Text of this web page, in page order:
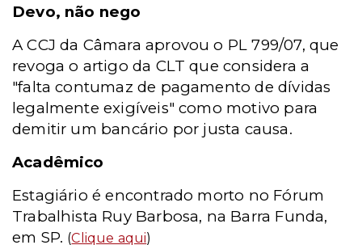
Devo, não nego
A CCJ da Câmara aprovou o PL 799/07, que
revoga o artigo da CLT que considera a
"falta contumaz de pagamento de dívidas
legalmente exigíveis" como motivo para
demitir um bancário por justa causa.
Acadêmico
Estagiário é encontrado morto no Fórum
Trabalhista Ruy Barbosa, na Barra Funda,
em SP. (Clique aqui)